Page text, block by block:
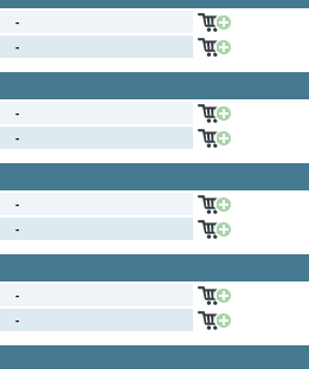
-
-
-
-
-
-
-
-